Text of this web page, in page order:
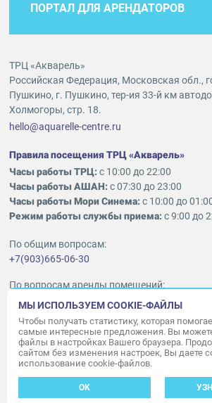
ПОРТАЛ ДЛЯ АРЕНДАТОРОВ
ТРЦ «Акварель»
Российская Федерация, Московская обл.,
Пушкино, г. Пушкино, тер-ия 33-й км
Холмогоры, стр. 18.
hello@aquarelle-centre.ru
Правила посещения ТРЦ «Акварель»
Часы работы ТРЦ:с 10:00 до 22:00
Часы работы АШАН:с 07:30 до 23:00
Часы работы Мори Синема:с 10:00 до
Режим работы службы приема:с 9:00 до
По общим вопросам:
+7(903)665-06-30
По вопросам аренды помещений:
ukleykina@nhood.com
+7(903)665-98-78
© ООО «Акварель» 2010–2026.
Все права защищены
Создание сайта —
МЫ ИСПОЛЬЗУЕМ COOKIE-ФАЙЛЫ
Чтобы получать статистику, которая
самые интересные предложения. Вы
файлы в настройках Вашего браузера.
сайтом без изменения настроек, Вы даете
использование cookie-файлов.
OK